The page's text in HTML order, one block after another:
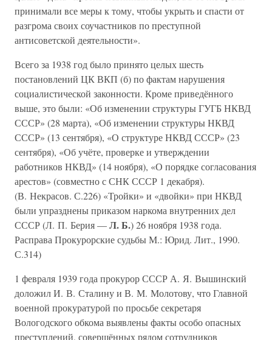
принимали все меры к тому, чтобы укрыть и спасти от
разгрома своих соучастников по преступной
антисоветской деятельности».
Всего за 1938 год было принято целых шесть
постановлений ЦК ВКП (б) по фактам нарушения
социалистической законности. Кроме приведённого
выше, это были: «Об изменении структуры ГУГБ НКВД
СССР» (28 марта), «Об изменении структуры НКВД
СССР» (13 сентября), «О структуре НКВД СССР» (23
сентября), «Об учёте, проверке и утверждении
работников НКВД» (14 ноября), «О порядке согласования
арестов» (совместно с СНК СССР 1 декабря).
(В. Некрасов. С.226) «Тройки» и «двойки» при НКВД
были упразднены приказом наркома внутренних дел
СССР (Л. П. Берия —Л. Б.) 26 ноября 1938 года.
Расправа Прокурорские судьбы М.: Юрид. Лит., 1990.
С.314)
1 февраля 1939 года прокурор СССР А. Я. Вышинский
доложил И. В. Сталину и В. М. Молотову, что Главной
военной прокуратурой по просьбе секретаря
Вологодского обкома выявлены факты особо опасных
преступлений, совершённых рядом сотрудников